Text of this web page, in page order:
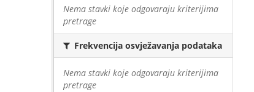
Nema stavki koje odgovaraju kriterijima
pretrage
Frekvencija osvježavanja podataka
Nema stavki koje odgovaraju kriterijima
pretrage